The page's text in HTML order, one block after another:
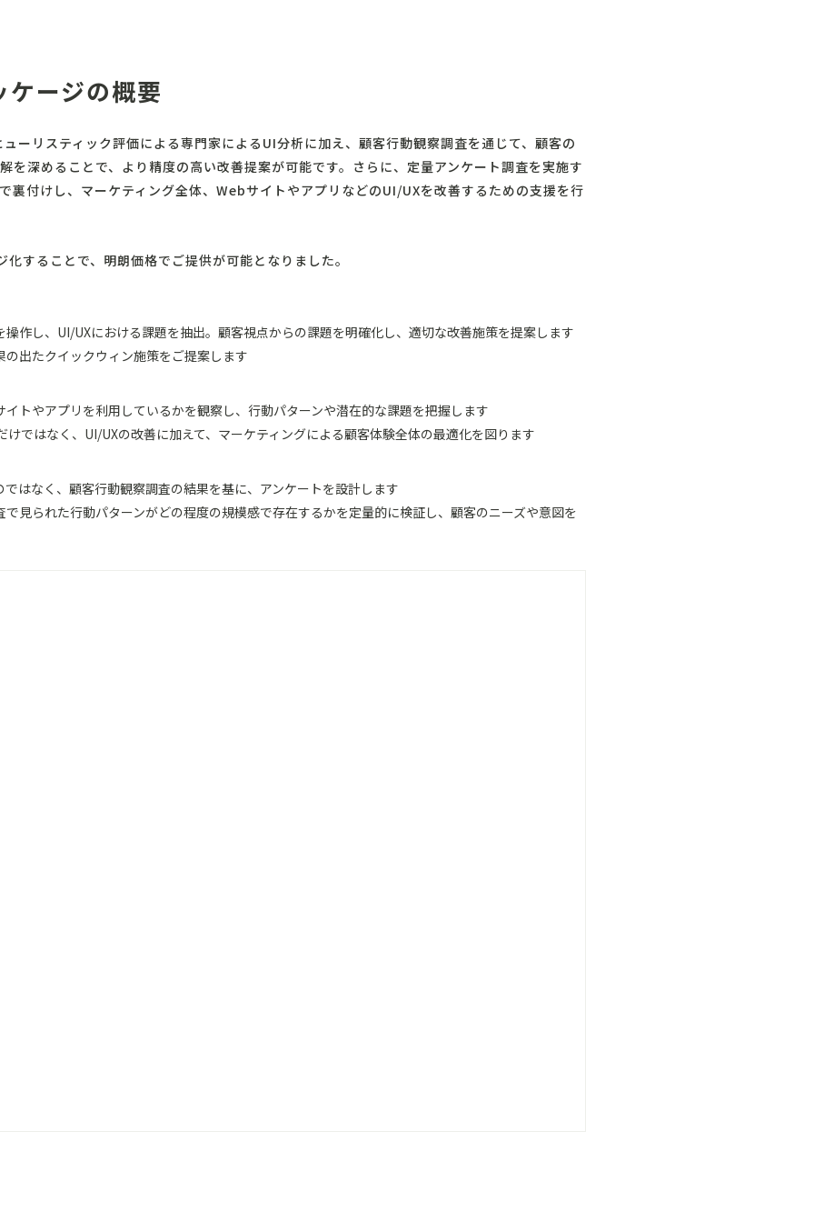
ージの概要
ーリスティック評価による専門家によるUI分析に加え、顧客行動観察調査を通じて、顧客の
を深めることで、より精度の高い改善提案が可能です。さらに、定量アンケート調査を実施す
裏付けし、マーケティング全体、WebサイトやアプリなどのUI/UXを改善するための支援を行
することで、明朗価格でご提供が可能となりました。
操作し、UI/UXにおける課題を抽出。顧客視点からの課題を明確化し、適切な改善施策を提案します
出たクイックウィン施策をご提案します
イトやアプリを利用しているかを観察し、行動パターンや潜在的な課題を把握します
けではなく、UI/UXの改善に加えて、マーケティングによる顧客体験全体の最適化を図ります
はなく、顧客行動観察調査の結果を基に、アンケートを設計します
見られた行動パターンがどの程度の規模感で存在するかを定量的に検証し、顧客のニーズや意図を